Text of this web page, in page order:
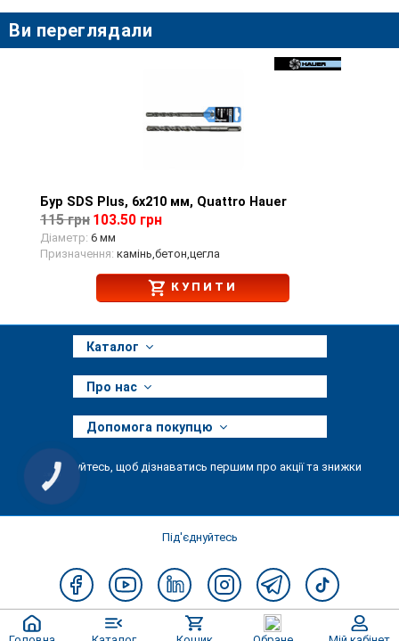
Ви переглядали
Перегляд товару
Бур SDS Plus, 6x210 мм, Quattro Hauer
115 грн 103.50 грн
Діаметр: 6 мм
Призначення: камінь,бетон,цегла
КУПИТИ
Каталог
Про нас
Допомога покупцю
Підписуйтесь, щоб дізнаватись першим про акції та знижки
Під'єднуйтесь
КНОПКА
ЗВ'ЯЗКУ